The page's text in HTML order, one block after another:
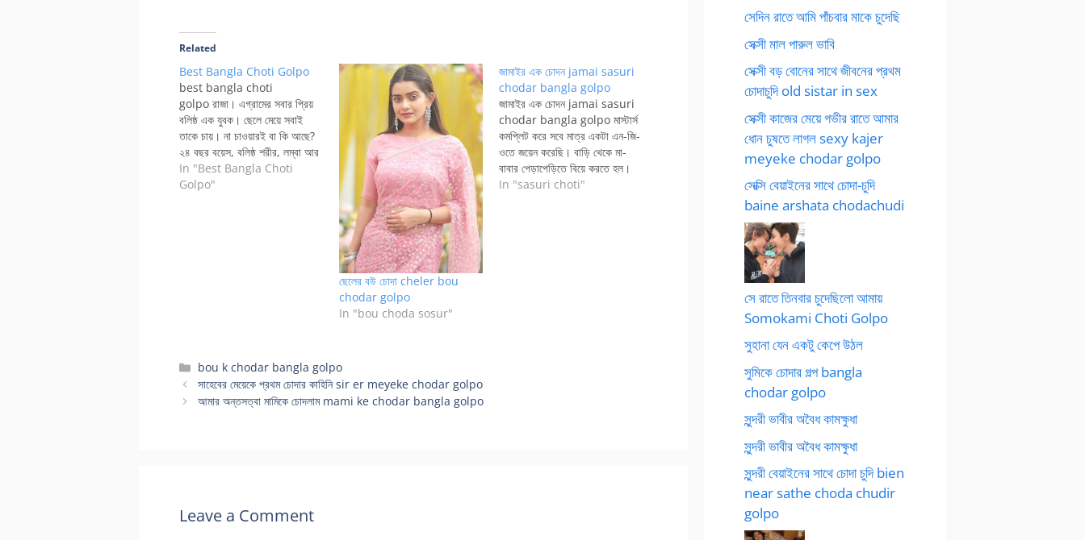
Related
Best Bangla Choti Golpo
best bangla choti
golpo রাজা। এগ্রামের সবার প্রিয়
বলিষ্ঠ এক যুবক। ছেলে মেয়ে সবাই
তাকে চায়। না চাওয়ারই বা কি আছে?
২৪ বছর বয়েস, বলিষ্ঠ শরীর, লম্বা আর
মোটা বাড়া আর দীর্ঘ সময় ধরে যে চুদতে
পারে তাকে সবাই কেন ভালবাসবে না?
In "Best Bangla Choti
Golpo"
ছেলের বউ চোদা cheler bou
chodar golpo
In "bou choda sosur"
জামাইর এক চোদন jamai sasuri
chodar bangla golpo
জামাইর এক চোদন jamai sasuri
chodar bangla golpo মাস্টার্স
কমপ্লিট করে সবে মাত্র একটা এন-জি-
ওতে জয়েন করেছি। বাড়ি থেকে মা-
বাবার পেড়াপেড়িতে বিয়ে করতে হল।
মা-বাবাই পছন্দ করে রেখেছে বউকে, আর
In "sasuri choti"
Categories
bou k chodar bangla golpo
সাহেবের মেয়েকে প্রথম চোদার কাহিনি sir er meyeke chodar golpo
আমার অন্তসত্বা মামিকে চোদলাম mami ke chodar bangla golpo
Leave a Comment
সেদিন রাতে আমি পাঁচবার মাকে চুদেছি
সেক্সী মাল পারুল ভাবি
সেক্সী বড় বোনের সাথে জীবনের প্রথম
চোদাচুদি old sistar in sex
সেক্সী কাজের মেয়ে গভীর রাতে আমার
ধোন চুষতে লাগল sexy kajer
meyeke chodar golpo
সেক্সি বেয়াইনের সাথে চোদা-চুদি
baine arshata chodachudi
সে রাতে তিনবার চুদেছিলো আমায়
Somokami Choti Golpo
সুহানা যেন একটু কেপে উঠল
সুমিকে চোদার গল্প bangla
chodar golpo
সুন্দরী ভাবীর অবৈধ কামক্ষুধা
সুন্দরী ভাবীর অবৈধ কামক্ষুধা
সুন্দরী বেয়াইনের সাথে চোদা চুদি bien
near sathe choda chudir
golpo